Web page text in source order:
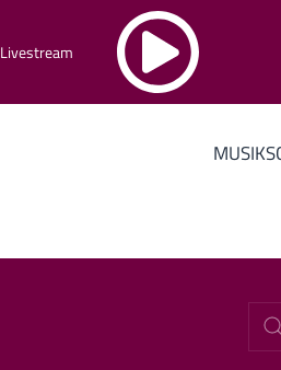
Livestream
MUSIK